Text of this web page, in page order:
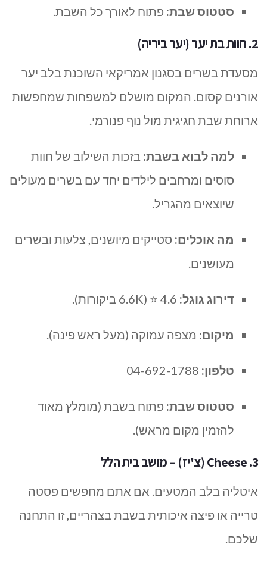
סטטוס שבת: פתוח לאורך כל השבת.
2. חוות בת יער (יער ביריה)
מסעדת בשרים בסגנון אמריקאי השוכנת בלב יער
אורנים קסום. המקום מושלם למשפחות שמחפשות
ארוחת שבת חגיגית מול נוף פנורמי.
למה לבוא בשבת: בזכות השילוב של חוות
סוסים ומרחבים לילדים יחד עם בשרים מעולים
שיוצאים מהגריל.
מה אוכלים: סטייקים מיושנים, צלעות ובשרים
מעושנים.
דירוג גוגל:
מיקום: מצפה עמוקה (מעל ראש פינה).
טלפון:
סטטוס שבת: פתוח בשבת (מומלץ מאוד
להזמין מקום מראש).
3. Cheese (צ'יז) – מושב בית הלל
איטליה בלב המטעים. אם אתם מחפשים פסטה
טרייה או פיצה איכותית בשבת בצהריים, זו התחנה
שלכם.